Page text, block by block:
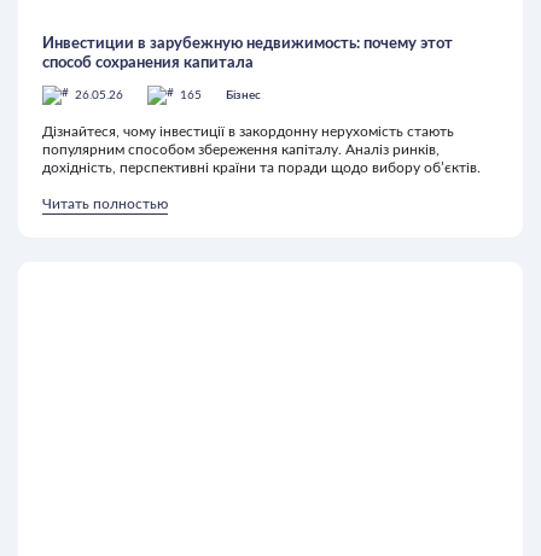
Инвестиции в зарубежную недвижимость: почему этот
способ сохранения капитала
26.05.26 165 Бізнес
Дізнайтеся, чому інвестиції в закордонну нерухомість стають
популярним способом збереження капіталу. Аналіз ринків,
дохідність, перспективні країни та поради щодо вибору об’єктів.
Читать полностью